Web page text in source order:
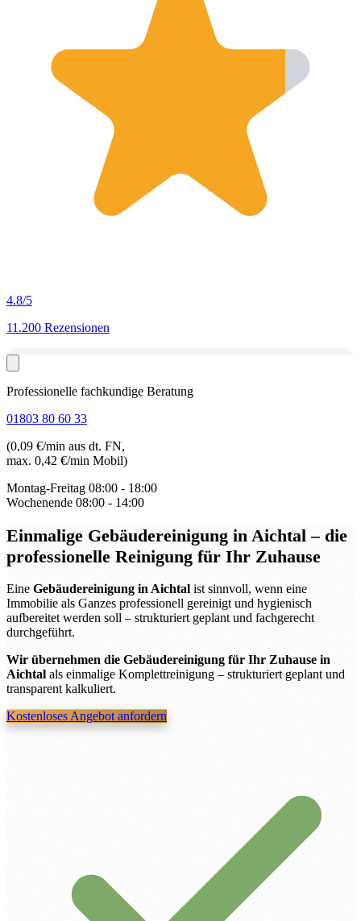
4.8/5
11.200 Rezensionen
Professionelle fachkundige Beratung
01803 80 60 33
(0,09 €/min aus dt. FN,
max. 0,42 €/min Mobil)
Montag-Freitag 08:00 - 18:00
Wochenende 08:00 - 14:00
Einmalige Gebäudereinigung in Aichtal– die
professionelle Reinigung für Ihr Zuhause
Eine Gebäudereinigung in Aichtal ist sinnvoll, wenn eine
Immobilie als Ganzes professionell gereinigt und hygienisch
aufbereitet werden soll – strukturiert geplant und fachgerecht
durchgeführt.
Wir übernehmen die Gebäudereinigung für Ihr Zuhause in
Aichtal als einmalige Komplettreinigung – strukturiert geplant und
transparent kalkuliert.
Kostenloses Angebot anfordern